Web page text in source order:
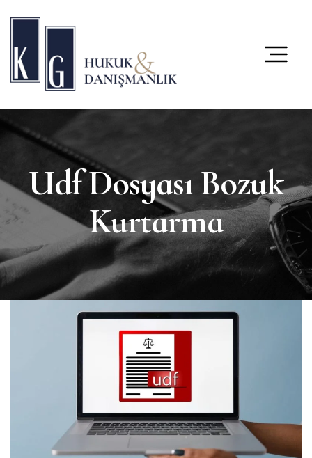
Udf Dosyası Bozuk
Kurtarma